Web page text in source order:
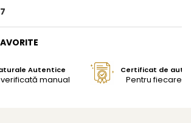
Autentice
manual
Certificat de
Pentru fiecare